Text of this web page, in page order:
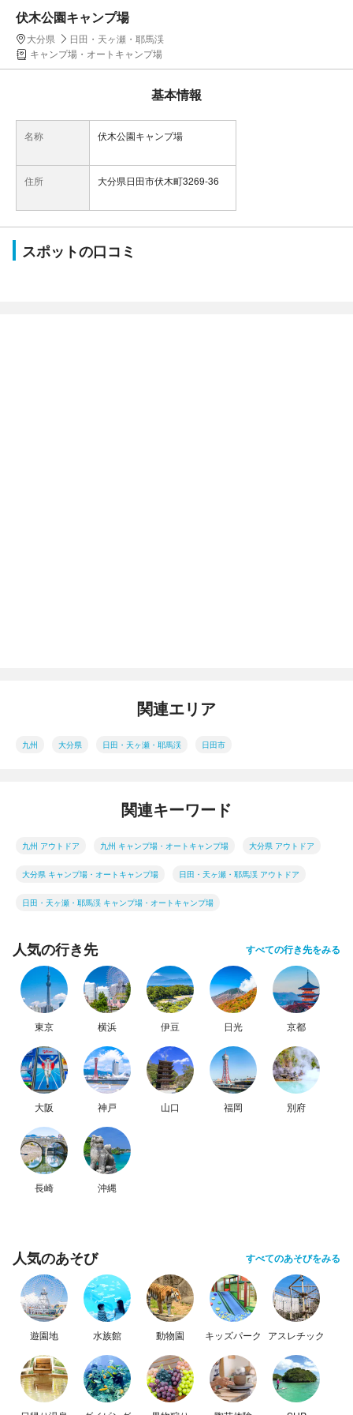
伏木公園キャンプ場
大分県
日田・天ヶ瀬・耶馬渓
キャンプ場・オートキャンプ場
基本情報
名称 伏木公園キャンプ場
住所 大分県日田市伏木町3269-36
スポットの口コミ
関連エリア
九州 大分県 日田・天ヶ瀬・耶馬渓 日田市
関連キーワード
九州 アウトドア 九州 キャンプ場・オートキャンプ場 大分県 アウトドア
大分県 キャンプ場・オートキャンプ場 日田・天ヶ瀬・耶馬渓 アウトドア
日田・天ヶ瀬・耶馬渓 キャンプ場・オートキャンプ場
人気の行き先 すべての行き先をみる
東京 横浜 伊豆 日光 京都
大阪 神戸 山口 福岡 別府
長崎 沖縄
人気のあそび すべてのあそびをみる
遊園地 水族館 動物園 キッズパーク アスレチック